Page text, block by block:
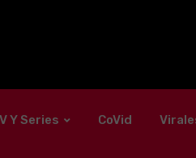
Y Series CoVid